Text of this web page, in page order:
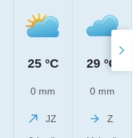
25 °C
0 mm
JZ
29 °C
0 mm
Z